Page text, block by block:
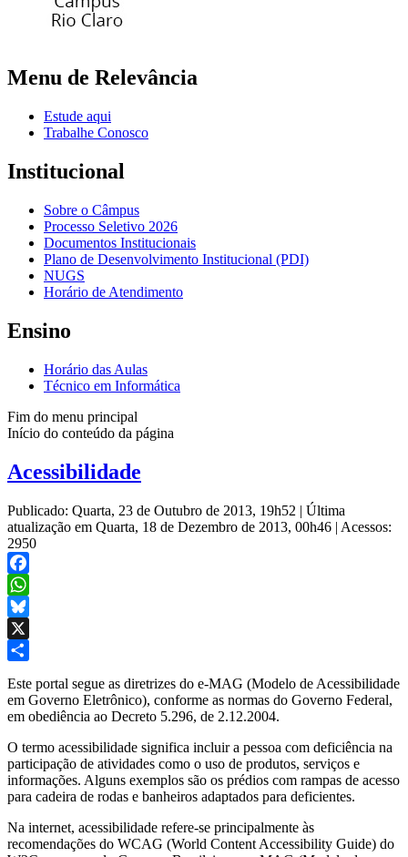
Menu de Relevância
Estude aqui
Trabalhe Conosco
Institucional
Sobre o Câmpus
Processo Seletivo 2026
Documentos Institucionais
Plano de Desenvolvimento Institucional (PDI)
NUGS
Horário de Atendimento
Ensino
Horário das Aulas
Técnico em Informática
Fim do menu principal
Início do conteúdo da página
Acessibilidade
Publicado: Quarta, 23 de Outubro de 2013, 19h52 | Última
atualização em Quarta, 18 de Dezembro de 2013, 00h46 | Acessos:
2950
Facebook
WhatsApp
Bluesky
X
Este portal segue as diretrizes do e-MAG (Modelo de Acessibilidade
em Governo Eletrônico), conforme as normas do Governo Federal,
em obediência ao Decreto 5.296, de 2.12.2004.
O termo acessibilidade significa incluir a pessoa com deficiência na
participação de atividades como o uso de produtos, serviços e
informações. Alguns exemplos são os prédios com rampas de acesso
para cadeira de rodas e banheiros adaptados para deficientes.
Na internet, acessibilidade refere-se principalmente às
recomendações do WCAG (World Content Accessibility Guide) do